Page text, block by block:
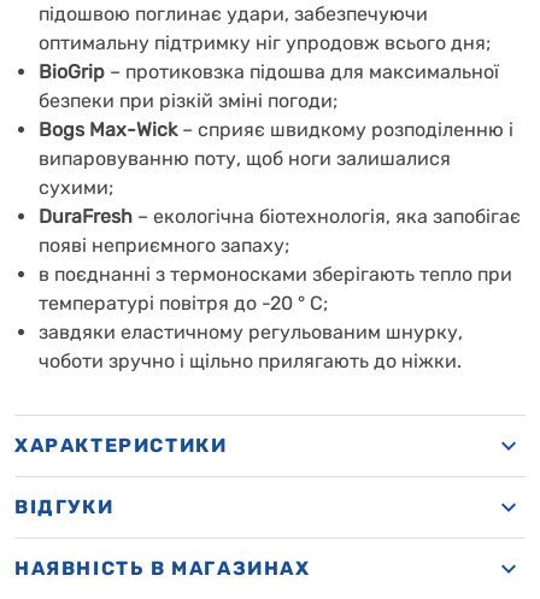
підошвою поглинає удари, забезпечуючи
оптимальну підтримку ніг упродовж всього дня;
BioGrip – протиковзка підошва для максимальної
безпеки при різкій зміні погоди;
Bogs Max-Wick– сприяє швидкому розподіленню і
випаровуванню поту, щоб ноги залишалися
сухими;
DuraFresh – екологічна біотехнологія, яка запобігає
появі неприємного запаху;
в поєднанні з термоносками зберігають тепло при
температурі повітря до -20 ° С;
завдяки еластичному регульованим шнурку,
чоботи зручно і щільно прилягають до ніжки.
ХАРАКТЕРИСТИКИ
ВІДГУКИ
НАЯВНІСТЬ В МАГАЗИНАХ